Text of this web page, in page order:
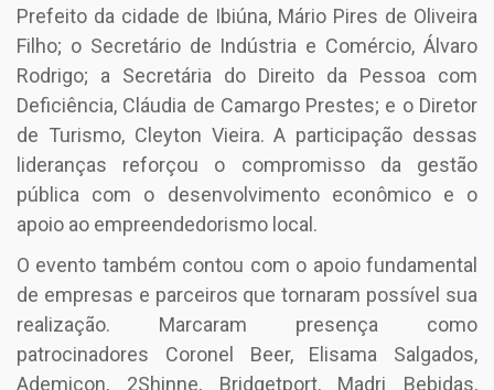
Prefeito da cidade de Ibiúna, Mário Pires de Oliveira
Filho; o Secretário de Indústria e Comércio, Álvaro
Rodrigo; a Secretária do Direito da Pessoa com
Deficiência, Cláudia de Camargo Prestes; e o Diretor
de Turismo, Cleyton Vieira. A participação dessas
lideranças reforçou o compromisso da gestão
pública com o desenvolvimento econômico e o
apoio ao empreendedorismo local.
O evento também contou com o apoio fundamental
de empresas e parceiros que tornaram possível sua
realização. Marcaram presença como
patrocinadores Coronel Beer, Elisama Salgados,
Ademicon, 2Shinne, Bridgetport, Madri Bebidas,